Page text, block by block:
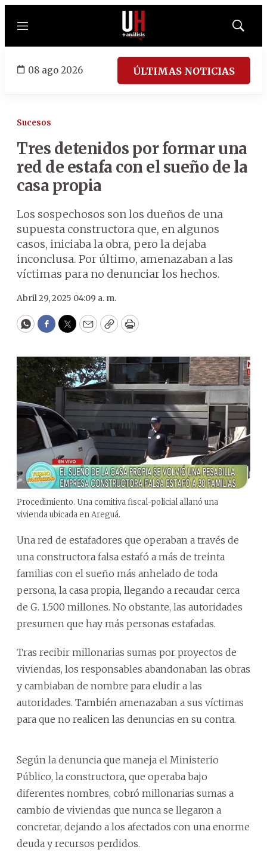
Menú
Mostrar
08 ago 2026 ÚLTIMAS NOTICIAS
Sucesos
Tres detenidos por formar una
red de estafa con el sueño de la
casa propia
Los sospechosos son los dueños de una
supuesta constructora que, en algunos
casos, iniciaba la obra, pero la dejaba
inconclusa. Por último, amenazaban a las
víctimas para no denunciar los hechos.
Abril 29, 2025 04:09 a. m.
WhatsApp
Facebook
Twitter
EmailCopyPrint
Procedimiento. Una comitiva fiscal-policial allanó una
vivienda ubicada en Areguá.
Una red de estafadores que operaban a través de
una constructora falsa estafó a más de treinta
familias con el sueño más anhelado de toda
persona, la casa propia, llegando a recaudar cerca
de G. 1.500 millones. No obstante, las autoridades
presumen que hay más personas estafadas.
Tras recibir millonarias sumas por proyectos de
viviendas, los responsables abandonaban las obras
y cambiaban de nombre para eludir a las
autoridades. También amenazaban a sus víctimas
para que no realicen las denuncias en su contra.
Según la denuncia que maneja el Ministerio
Público, la constructora, que operaba bajo
diferentes nombres, cobró millonarias sumas a
cambio de viviendas que nunca se llegaron a
concretar, dejando a los afectados con una enorme
deuda y recursos perdidos.